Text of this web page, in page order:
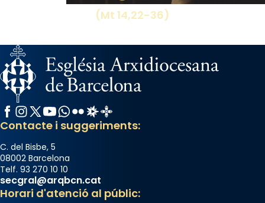
(Mt 14,22-36)
Facebook
Instagram
X / Twitter
YouTube
WhatsApp
FlickrRadio Estel
Catalunya Cristiana
Contacte i suggeriments:
C. del Bisbe, 5
08002 Barcelona
Telf. 93 270 10 10
secgral@arqbcn.cat
Horari d'atenció al públic: